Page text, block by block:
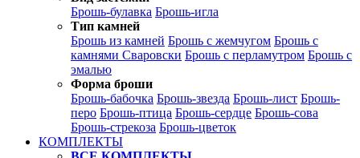
Брошь-булавка Брошь-игла
Тип камней
Брошь из камней Брошь с жемчугом Брошь с
камнями Сваровски Брошь с перламутром Брошь с
эмалью
Форма броши
Брошь-бабочка Брошь-звезда Брошь-лист Брошь-
перо Брошь-птица Брошь-сердце Брошь-сова
Брошь-стрекоза Брошь-цветок
КОМПЛЕКТЫ